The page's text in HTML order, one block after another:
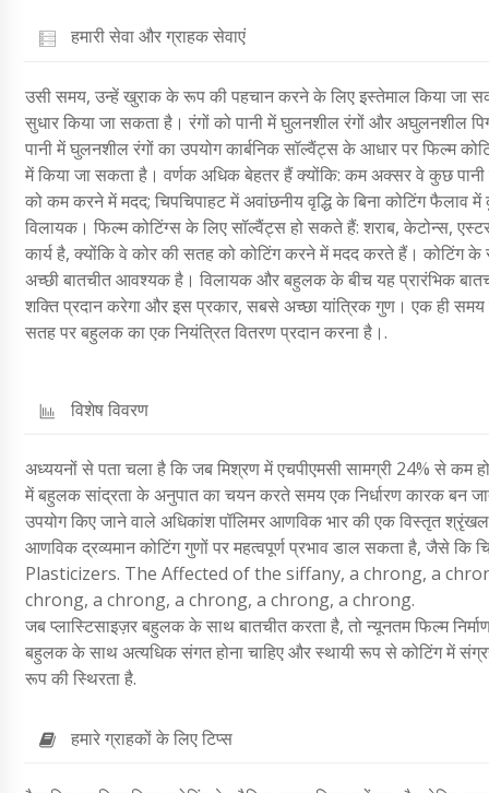
हमारी सेवा और ग्राहक सेवाएं
उसी समय, उन्हें खुराक के रूप की पहचान करने के लिए इस्तेमाल किया जा
सुधार किया जा सकता है। रंगों को पानी में घुलनशील रंगों और अघुलनशील
पानी में घुलनशील रंगों का उपयोग कार्बनिक सॉल्वैंट्स के आधार पर फिल्म
में किया जा सकता है। वर्णक अधिक बेहतर हैं क्योंकि: कम अक्सर वे कुछ पानी
को कम करने में मदद; चिपचिपाहट में अवांछनीय वृद्धि के बिना कोटिंग
विलायक। फिल्म कोटिंग्स के लिए सॉल्वैंट्स हो सकते हैं: शराब, केटोन्स,
कार्य है, क्योंकि वे कोर की सतह को कोटिंग करने में मदद करते हैं।
अच्छी बातचीत आवश्यक है। विलायक और बहुलक के बीच यह प्रारंभिक
शक्ति प्रदान करेगा और इस प्रकार, सबसे अच्छा यांत्रिक गुण। एक ही समय
सतह पर बहुलक का एक नियंत्रित वितरण प्रदान करना है।.
विशेष विवरण
अध्ययनों से पता चला है कि जब मिश्रण में एचपीएमसी सामग्री 24% से कम
में बहुलक सांद्रता के अनुपात का चयन करते समय एक निर्धारण कारक बन
उपयोग किए जाने वाले अधिकांश पॉलिमर आणविक भार की एक विस्तृत
आणविक द्रव्यमान कोटिंग गुणों पर महत्वपूर्ण प्रभाव डाल सकता है, जैसे कि
Plasticizers. The Affected of the siffany, a chrong, a
chrong, a chrong, a chrong, a chrong, a chrong.
जब प्लास्टिसाइज़र बहुलक के साथ बातचीत करता है, तो न्यूनतम फिल्म
बहुलक के साथ अत्यधिक संगत होना चाहिए और स्थायी रूप से कोटिंग में
रूप की स्थिरता है.
हमारे ग्राहकों के लिए टिप्स